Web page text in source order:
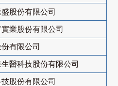
股份有限公司
業股份有限公司
有限公司
醫科技股份有限公司
股份有限公司